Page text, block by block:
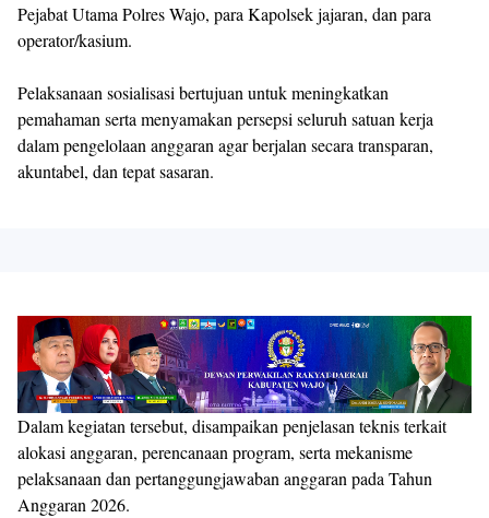
Pejabat Utama Polres Wajo, para Kapolsek jajaran, dan para
operator/kasium.
Pelaksanaan sosialisasi bertujuan untuk meningkatkan
pemahaman serta menyamakan persepsi seluruh satuan kerja
dalam pengelolaan anggaran agar berjalan secara transparan,
akuntabel, dan tepat sasaran.
Dalam kegiatan tersebut, disampaikan penjelasan teknis terkait
alokasi anggaran, perencanaan program, serta mekanisme
pelaksanaan dan pertanggungjawaban anggaran pada Tahun
Anggaran 2026.